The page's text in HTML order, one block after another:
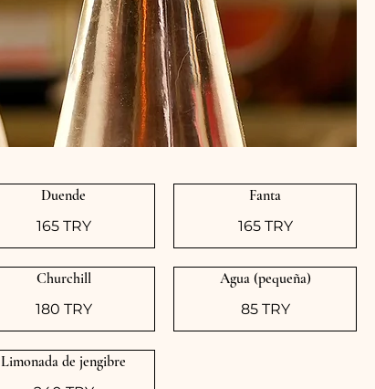
Duende
165 TRY
Fanta
165 TRY
Churchill
180 TRY
Agua (pequeña)
85 TRY
Limonada de jengibre